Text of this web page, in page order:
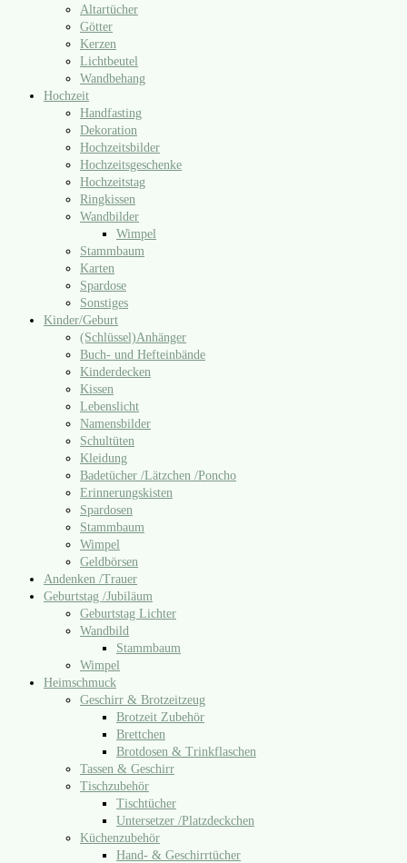
Altartücher
Götter
Kerzen
Lichtbeutel
Wandbehang
Hochzeit
Handfasting
Dekoration
Hochzeitsbilder
Hochzeitsgeschenke
Hochzeitstag
Ringkissen
Wandbilder
Wimpel
Stammbaum
Karten
Spardose
Sonstiges
Kinder/​Geburt
(Schlüssel)Anhänger
Buch- und Hefteinbände
Kinderdecken
Kissen
Lebenslicht
Namensbilder
Schultüten
Kleidung
Badetücher /​Lätzchen /​Poncho
Erinnerungskisten
Spardosen
Stammbaum
Wimpel
Geldbörsen
Andenken /​Trauer
Geburtstag /​Jubiläum
Geburtstag Lichter
Wandbild
Stammbaum
Wimpel
Heimschmuck
Geschirr & Brotzeitzeug
Brotzeit Zubehör
Brettchen
Brotdosen & Trinkflaschen
Tassen & Geschirr
Tischzubehör
Tischtücher
Untersetzer /​Platzdeckchen
Küchenzubehör
Hand- & Geschirrtücher